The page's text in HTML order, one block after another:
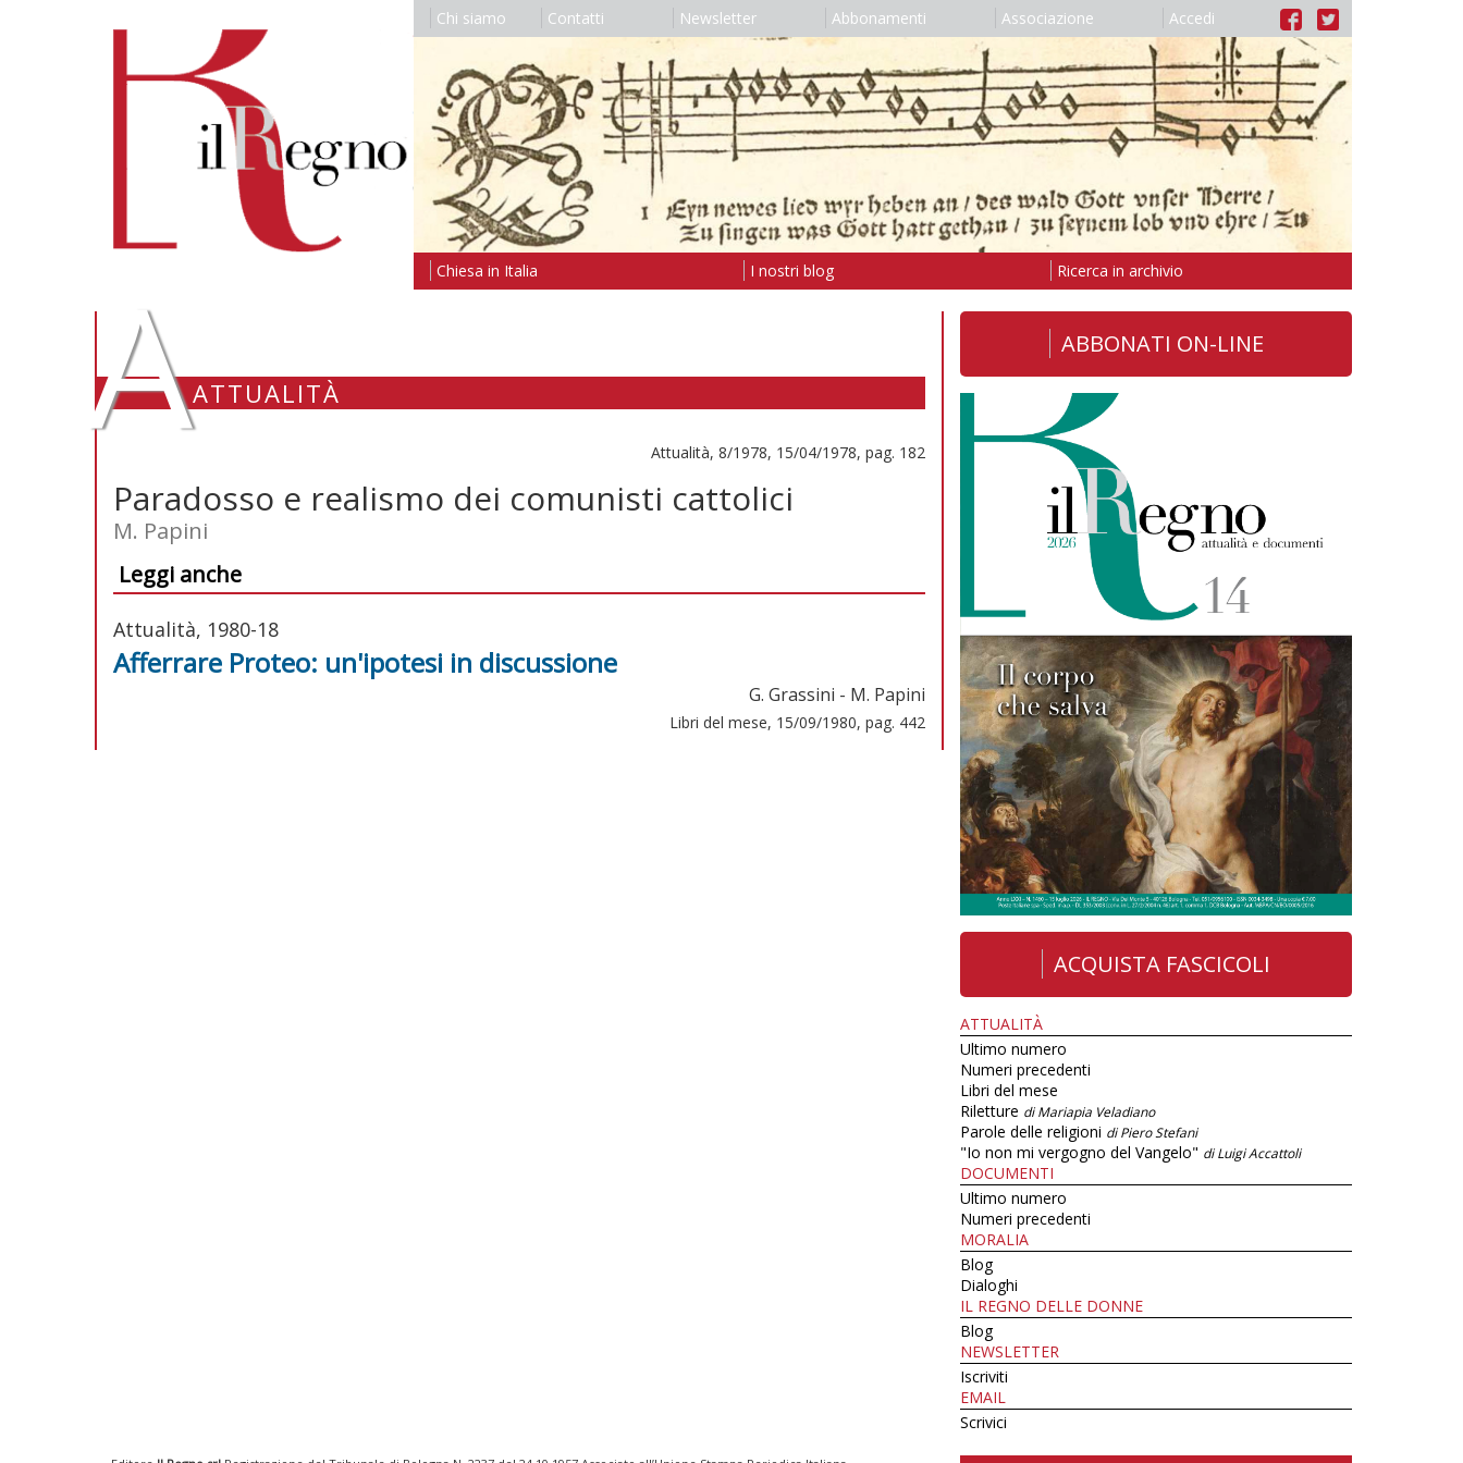
Chi siamo Contatti Newsletter Abbonamenti Associazione Accedi
Chiesa in Italia I nostri blog Ricerca in archivio
AATTUALITÀ
Attualità, 8/1978, 15/04/1978, pag. 182
Paradosso e realismo dei comunisti cattolici
M. Papini
Leggi anche
Attualità, 1980-18
Afferrare Proteo: un'ipotesi in discussione
G. Grassini - M. Papini
Libri del mese, 15/09/1980, pag. 442
ABBONATI ON-LINE
ACQUISTA FASCICOLI
ATTUALITÀ
Ultimo numero
Numeri precedenti
Libri del mese
Riletture di Mariapia Veladiano
Parole delle religioni di Piero Stefani
"Io non mi vergogno del Vangelo" di Luigi Accattoli
DOCUMENTI
Ultimo numero
Numeri precedenti
MORALIA
Blog
Dialoghi
IL REGNO DELLE DONNE
Blog
NEWSLETTER
Iscriviti
EMAIL
Scrivici